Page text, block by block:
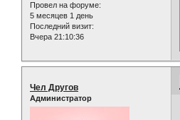
Провел на форуме:
5 месяцев 1 день
Последний визит:
Вчера 21:10:36
Чел Другов
Администратор